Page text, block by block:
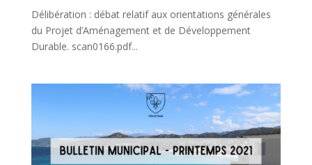
Délibération : débat relatif aux orientations générales
du Projet d’Aménagement et de Développement
Durable. scan0166.pdf...